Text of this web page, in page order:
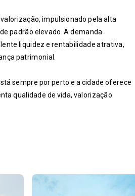
impulsionado pela alta
padrão elevado. A demanda
liquidez e rentabilidade atrativa,
patrimonial.
sempre por perto e a cidade oferece
qualidade de vida, valorização